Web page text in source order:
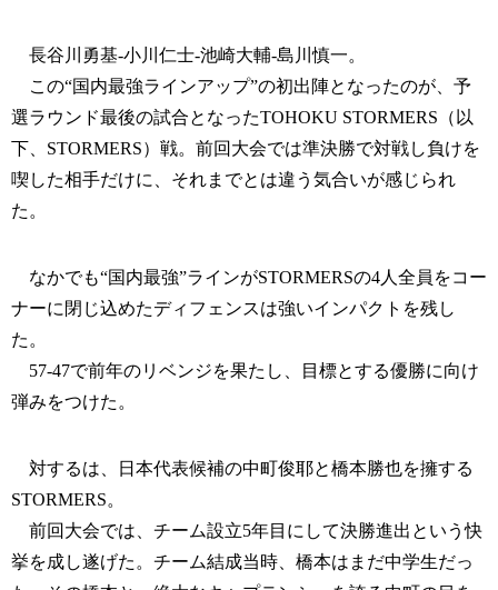
長谷川勇基-小川仁士-池崎大輔-島川慎一。
この“国内最強ラインアップ”の初出陣となったのが、予
選ラウンド最後の試合となったTOHOKU STORMERS（以
下、STORMERS）戦。前回大会では準決勝で対戦し負けを
喫した相手だけに、それまでとは違う気合いが感じられ
た。
なかでも“国内最強”ラインがSTORMERSの4人全員をコー
ナーに閉じ込めたディフェンスは強いインパクトを残し
た。
57-47で前年のリベンジを果たし、目標とする優勝に向け
弾みをつけた。
対するは、日本代表候補の中町俊耶と橋本勝也を擁する
STORMERS。
前回大会では、チーム設立5年目にして決勝進出という快
挙を成し遂げた。チーム結成当時、橋本はまだ中学生だっ